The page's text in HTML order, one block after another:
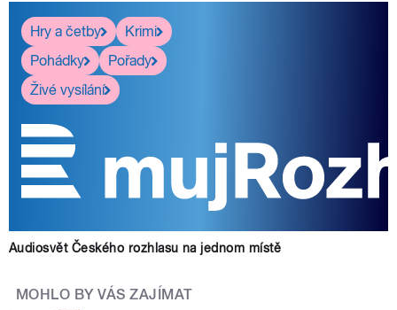
Hry a četby
Krimi
Pohádky
Pořady
Živé vysílání
Audiosvět Českého rozhlasu na jednom místě
MOHLO BY VÁS ZAJÍMAT